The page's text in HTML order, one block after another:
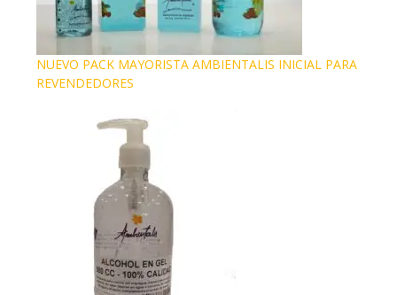
NUEVO PACK MAYORISTA AMBIENTALIS INICIAL PARA
REVENDEDORES